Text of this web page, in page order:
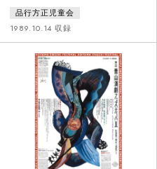
人・高村光太郎と母を探す少年の
出会い、曖昧屋の人々とその客の
家庭、町を渡り歩くサーカスの母
娘などの情景を描く。特徴ある円
形劇場の舞台を素のままで使用
し、持ち込まれる道具と音響効果
のみで場面を演出、時に客席通路
まで俳優を配して観客それぞれを
取り囲む異空間を仕立てた。
品行方正児童会
1989.10.14 収録